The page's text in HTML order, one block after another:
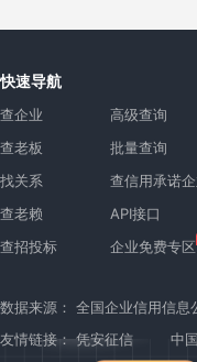
快速导航
查企业
查老板
找关系
查老赖
查招投标
高级查询
批量查询
查信用承诺
API接口
企业免费专区
数据来源： 全国企业信用信息
友情链接： 凭安征信 中